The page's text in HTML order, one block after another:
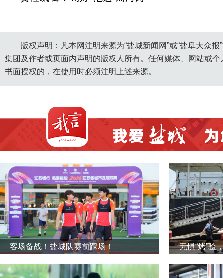
版权声明：凡本网注明来源为“盐城新闻网”或“盐阜大众
集团及作者或页面内声明的版权人所有。任何媒体、网站或
书面授权的，在使用时必须注明上述来源。
客场备战！盐城队赛前踩场！ 无惧“烤”验